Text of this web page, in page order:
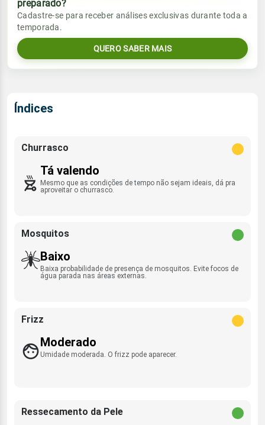
Umidade do ar
55%87%
Rajada de vento
Sol
07:03h às 17:58h
Lua
Chuva
0.3mm
Umidade do ar
Vento
SSE - 6km/h
Rajada de vento
Sol
preparado?
Cadastre-se para receber análises exclusivas durante toda a
temporada.
QUERO SABER MAIS
Índices
Churrasco
Tá valendo
Mesmo que as condições de tempo não sejam ideais, dá pra
aproveitar o churrasco.
Mosquitos
Baixo
Baixa probabilidade de presença de mosquitos. Evite focos de
água parada nas áreas externas.
Frizz
Moderado
Umidade moderada. O frizz pode aparecer.
Ressecamento da Pele